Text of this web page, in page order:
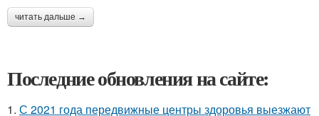
читать дальше →
Последние обновления на сайте:
1. С 2021 года передвижные центры здоровья выезжают